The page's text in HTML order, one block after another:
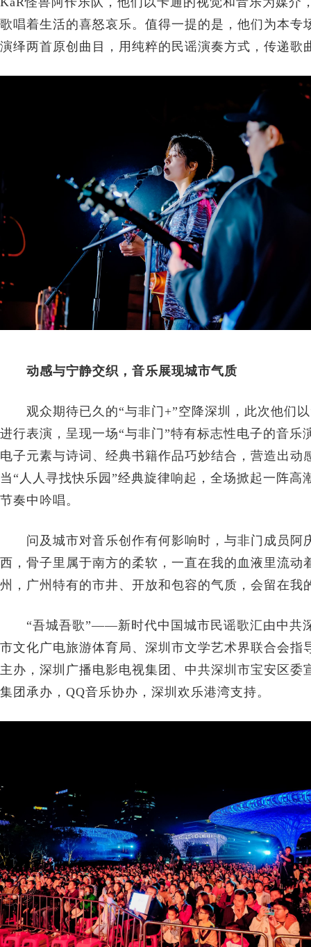
歌唱着生活的喜怒哀乐。值得一提的是，他们为本专
演绎两首原创曲目，用纯粹的民谣演奏方式，传递歌
动感与宁静交织，音乐展现城市气质
观众期待已久的“与非门+”空降深圳，此次他们以
进行表演，呈现一场“与非门”特有标志性电子的音乐
电子元素与诗词、经典书籍作品巧妙结合，营造出动
当“人人寻找快乐园”经典旋律响起，全场掀起一阵高
节奏中吟唱。
问及城市对音乐创作有何影响时，与非门成员阿
西，骨子里属于南方的柔软，一直在我的血液里流动
州，广州特有的市井、开放和包容的气质，会留在我
“吾城吾歌”——新时代中国城市民谣歌汇由中共
市文化广电旅游体育局、深圳市文学艺术界联合会指
主办，深圳广播电影电视集团、中共深圳市宝安区委
集团承办，QQ音乐协办，深圳欢乐港湾支持。